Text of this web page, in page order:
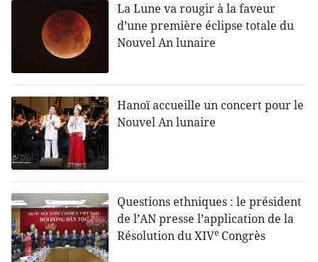
La Lune va rougir à la faveur
d’une première éclipse totale du
Nouvel An lunaire
Hanoï accueille un concert pour le
Nouvel An lunaire
Questions ethniques : le président
de l’AN presse l’application de la
Résolution du XIVe Congrès